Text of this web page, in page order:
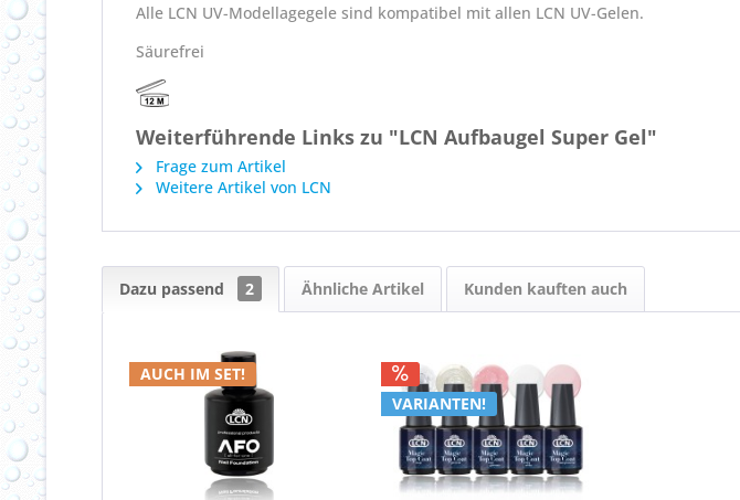
Alle LCN UV-Modellagegele sind kompatibel mit allen LCN UV-Gelen.
Säurefrei
Weiterführende Links zu "LCN Aufbaugel Super Gel"
Frage zum Artikel
Weitere Artikel von LCN
Dazu passend 2 Ähnliche Artikel Kunden kauften auch
AUCH IM SET!
VARIANTEN!